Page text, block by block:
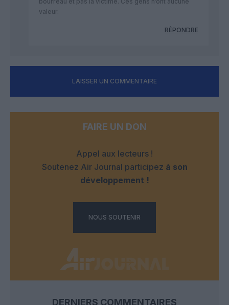
valeur.
RÉPONDRE
LAISSER UN COMMENTAIRE
FAIRE UN DON
Appel aux lecteurs !
Soutenez Air Journal participez à son
développement !
NOUS SOUTENIR
DERNIERS COMMENTAIRES